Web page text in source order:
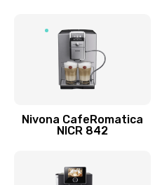
Nivona CafeRomatica
NICR 842